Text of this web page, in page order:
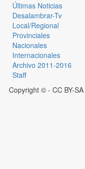
Últimas Noticias
Desalambrar-Tv
Local/Regional
Provinciales
Nacionales
Internacionales
Archivo 2011-2016
Staff
Copyright © - CC BY-SA